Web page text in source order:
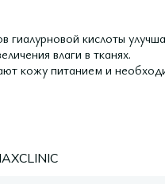
кислоты
влаги в тканях.
кожу питанием и